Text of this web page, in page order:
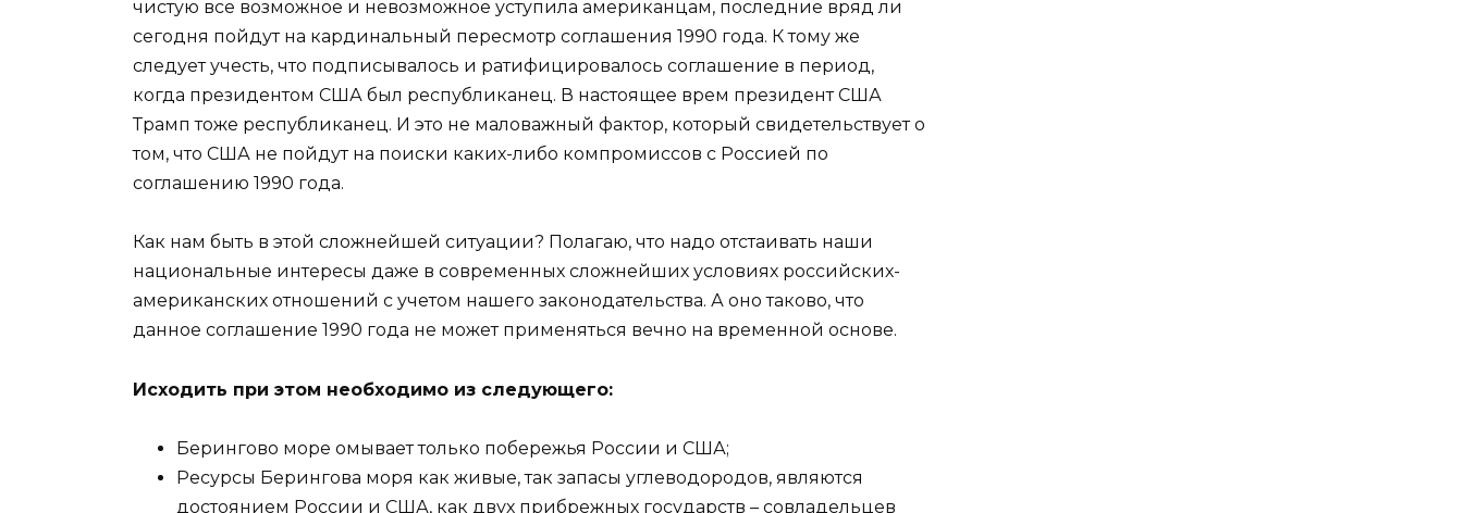
чистую все возможное и невозможное уступила американцам, последние вряд ли
сегодня пойдут на кардинальный пересмотр соглашения 1990 года. К тому же
следует учесть, что подписывалось и ратифицировалось соглашение в период,
когда президентом США был республиканец. В настоящее врем президент США
Трамп тоже республиканец. И это не маловажный фактор, который свидетельствует о
том, что США не пойдут на поиски каких-либо компромиссов с Россией по
соглашению 1990 года.
Как нам быть в этой сложнейшей ситуации? Полагаю, что надо отстаивать наши
национальные интересы даже в современных сложнейших условиях российских-
американских отношений с учетом нашего законодательства. А оно таково, что
данное соглашение 1990 года не может применяться вечно на временной основе.
Исходить при этом необходимо из следующего:
Берингово море омывает только побережья России и США;
Ресурсы Берингова моря как живые, так запасы углеводородов, являются
достоянием России и США, как двух прибрежных государств – совладельцев